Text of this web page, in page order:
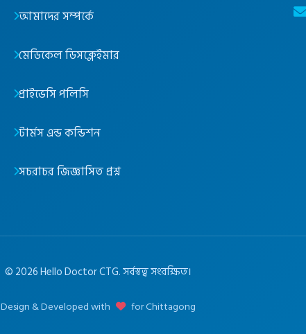
আমাদের সম্পর্কে
মেডিকেল ডিসক্লেইমার
প্রাইভেসি পলিসি
টার্মস এন্ড কন্ডিশন
সচরাচর জিজ্ঞাসিত প্রশ্ন
© 2026Hello Doctor CTG. সর্বস্বত্ব সংরক্ষিত।
Design & Developed with for Chittagong